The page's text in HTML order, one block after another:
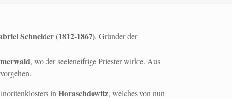
Schneider (1812-1867), Gründer der
, wo der seeleneifrige Priester wirkte. Aus
inHoraschdowitz, welches von nun